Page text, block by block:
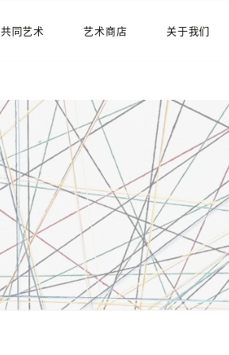
共同艺术 艺术商店 关于我们